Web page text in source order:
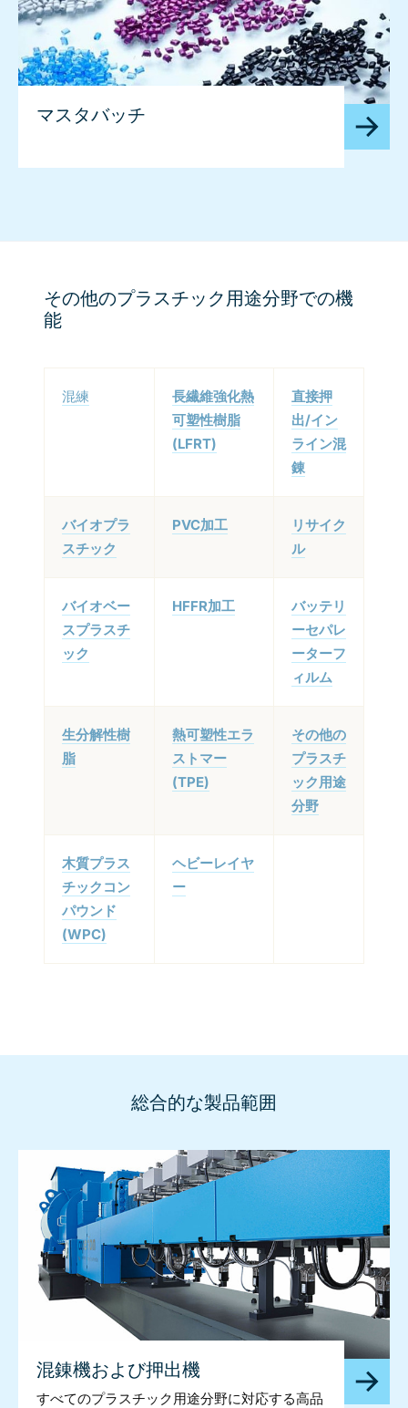
マスタバッチ
その他のプラスチック用途分野での機
能
混練
長繊維強化熱
可塑性樹脂
(LFRT)
直接押
出/イン
ライン混
錬
バイオプラ
スチック
PVC加工
リサイク
ル
バイオベー
スプラスチ
ック
HFFR加工
バッテリ
ーセパレ
ーターフ
ィルム
生分解性樹
脂
熱可塑性エラ
ストマー
(TPE)
その他の
プラスチ
ック用途
分野
木質プラス
チックコン
パウンド
(WPC)
ヘビーレイヤ
ー
総合的な製品範囲
混錬機および押出機
すべてのプラスチック用途分野に対応する高品